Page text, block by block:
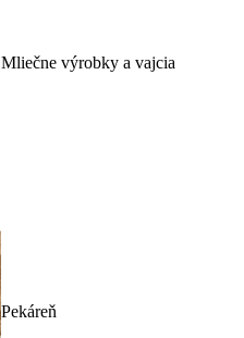
Mliečne výrobky a vajcia
Pekáreň